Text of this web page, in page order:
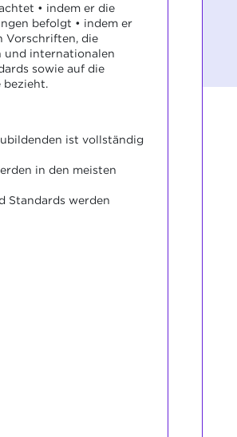
• indem er die
befolgt • indem er
Vorschriften, die
und internationalen
sowie auf die
bezieht.
ist vollständig
in den meisten
Standards werden